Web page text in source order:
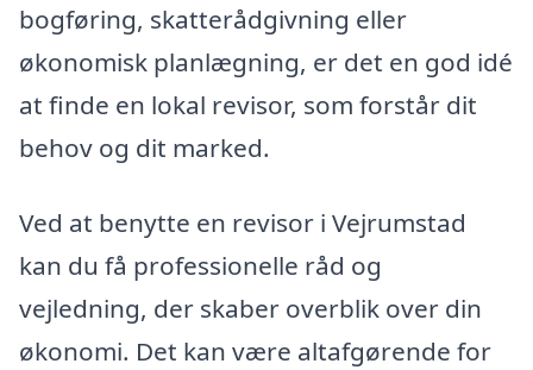
bogføring, skatterådgivning eller
økonomisk planlægning, er det en god idé
at finde en lokal revisor, som forstår dit
behov og dit marked.
Ved at benytte en revisor i Vejrumstad
kan du få professionelle råd og
vejledning, der skaber overblik over din
økonomi. Det kan være altafgørende for